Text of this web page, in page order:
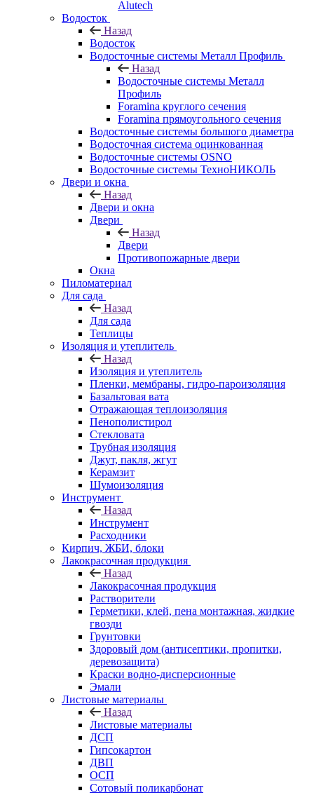
Alutech
Водосток
Назад
Водосток
Водосточные системы Металл Профиль
Назад
Водосточные системы Металл
Профиль
Foramina круглого сечения
Foramina прямоугольного сечения
Водосточные системы большого диаметра
Водосточная система оцинкованная
Водосточные системы OSNO
Водосточные системы ТехноНИКОЛЬ
Двери и окна
Назад
Двери и окна
Двери
Назад
Двери
Противопожарные двери
Окна
Пиломатериал
Для сада
Назад
Для сада
Теплицы
Изоляция и утеплитель
Назад
Изоляция и утеплитель
Пленки, мембраны, гидро-пароизоляция
Базальтовая вата
Отражающая теплоизоляция
Пенополистирол
Стекловата
Трубная изоляция
Джут, пакля, жгут
Керамзит
Шумоизоляция
Инструмент
Назад
Инструмент
Расходники
Кирпич, ЖБИ, блоки
Лакокрасочная продукция
Назад
Лакокрасочная продукция
Растворители
Герметики, клей, пена монтажная, жидкие
гвозди
Грунтовки
Здоровый дом (антисептики, пропитки,
деревозащита)
Краски водно-дисперсионные
Эмали
Листовые материалы
Назад
Листовые материалы
ДСП
Гипсокартон
ДВП
ОСП
Сотовый поликарбонат